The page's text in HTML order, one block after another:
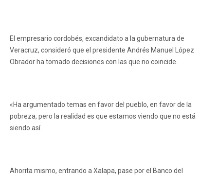
El empresario cordobés, excandidato a la gubernatura de
Veracruz, consideró que el presidente Andrés Manuel López
Obrador ha tomado decisiones con las que no coincide.
«Ha argumentado temas en favor del pueblo, en favor de la
pobreza, pero la realidad es que estamos viendo que no está
siendo así.
Ahorita mismo, entrando a Xalapa, pase por el Banco del